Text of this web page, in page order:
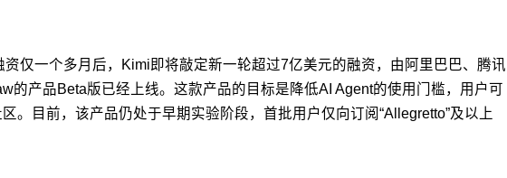
仅一个多月后，Kimi即将敲定新一轮超过7亿美元的融资，由阿里巴巴、腾讯
产品Beta版已经上线。这款产品的目标是降低AI Agent的使用门槛，用户可
目前，该产品仍处于早期实验阶段，首批用户仅向订阅“Allegretto”及以上